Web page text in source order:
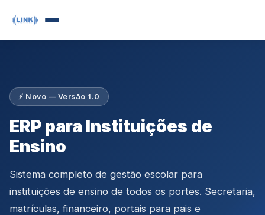
⚡ Novo — Versão 1.0
ERP para Instituições de
Ensino
Sistema completo de gestão escolar para
instituições de ensino de todos os portes. Secretaria,
matrículas, financeiro, portais para pais e